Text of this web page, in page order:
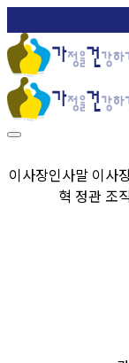
이사장인사말 이사
혁 정관 조